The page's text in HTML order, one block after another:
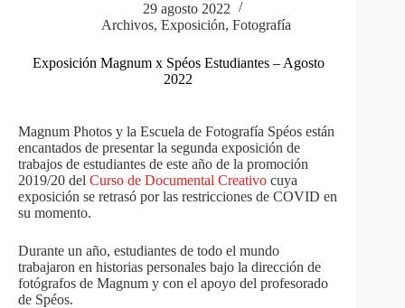
29 agosto 2022
Archivos,Exposición,Fotografía
Exposición Magnum x Spéos Estudiantes – Agosto
2022
Magnum Photos y la Escuela de Fotografía Spéos están
encantados de presentar la segunda exposición de
trabajos de estudiantes de este año de la promoción
2019/20 del Curso de Documental Creativo cuya
exposición se retrasó por las restricciones de COVID en
su momento.
Durante un año, estudiantes de todo el mundo
trabajaron en historias personales bajo la dirección de
fotógrafos de Magnum y con el apoyo del profesorado
de Spéos.